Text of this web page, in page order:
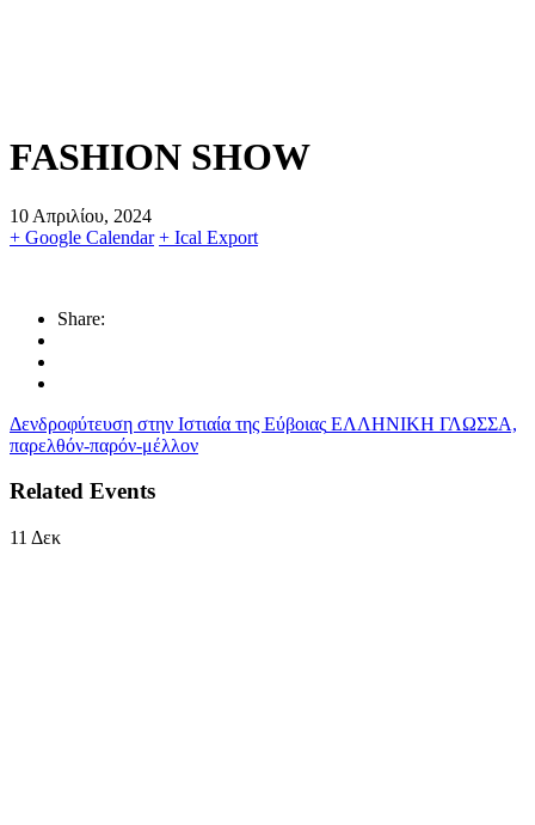
FASHION SHOW
10 Απριλίου, 2024
+ Google Calendar + Ical Export
Share:
Δενδροφύτευση στην Ιστιαία της Εύβοιας ΕΛΛΗΝΙΚΗ ΓΛΩΣΣΑ,
παρελθόν-παρόν-μέλλον
Related Events
11 Δεκ